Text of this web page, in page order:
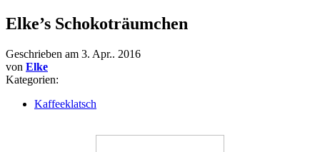
Elke’s Schokoträumchen
Geschrieben am 3. Apr.. 2016
von Elke
Kategorien:
Kaffeeklatsch